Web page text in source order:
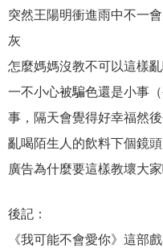
突然王陽明衝進雨中不一
灰
怎麼媽媽沒教不可以這樣
一不小心被騙色還是小事
事，隔天會覺得好幸福然
亂喝陌生人的飲料下個鏡
廣告為什麼要這樣教壞大
後記：
《我可能不會愛你》這部